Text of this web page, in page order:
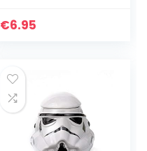
Dispense
€6.95